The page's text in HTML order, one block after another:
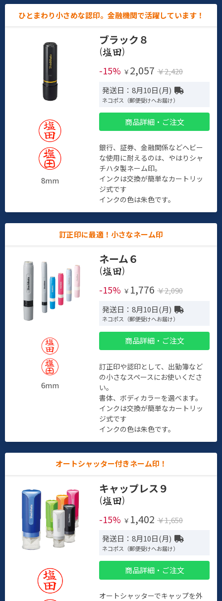
ひとまわり小さめな認印。金融機関で活躍しています！
8mm
ブラック８
(
)
-15% ￥ 2,057 ￥2,420
発送日：8月10日(月)
ネコポス（郵便受けへお届け）
商品詳細・ご注文
銀行、証券、金融関係などヘビー
な使用に耐えるのは、やはりシャ
チハタ製ネーム印。
インクは交換が簡単なカートリッ
ジ式です
インクの色は朱色です。
訂正印に最適！小さなネーム印
6mm
ネーム６
(
)
-15% ￥ 1,776 ￥2,090
発送日：8月10日(月)
ネコポス（郵便受けへお届け）
商品詳細・ご注文
訂正印や認印として、出勤簿など
の小さなスペースにお使いくださ
い。
書体、ボディカラーを選べます。
インクは交換が簡単なカートリッ
ジ式です
インクの色は朱色です。
オートシャッター付きネーム印！
キャップレス９
(
)
-15% ￥ 1,402 ￥1,650
発送日：8月10日(月)
ネコポス（郵便受けへお届け）
商品詳細・ご注文
オートシャッターでキャップを外